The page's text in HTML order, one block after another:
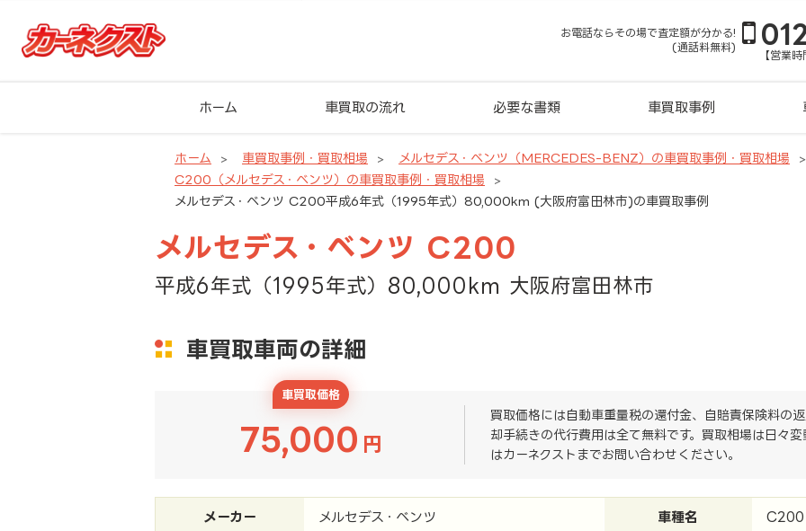
お電話ならその場で査定額が分かる!
(通話料無料)
【営業
ホーム 車買取の流れ 必要な書類 車買取事例
ホーム 車買取事例・買取相場
メルセデス・ベンツ（MERCEDES-BENZ）の車買取事例・買取相場
C200（メルセデス・ベンツ）の車買取事例・買取相場
メルセデス・ベンツ C200平成6年式（1995年式）80,000km (大阪府富田林市)の車買取事例
メルセデス・ベンツ C200
平成6年式（1995年式）80,000km 大阪府富田林市
車買取車両の詳細
車買取価格
75,000 円
買取価格には自動車重量税の還付金、自賠責保険料の
却手続きの代行費用は全て無料です。買取相場は日々
はカーネクストまでお問い合わせください。
メーカー メルセデス・ベンツ 車種名 C200